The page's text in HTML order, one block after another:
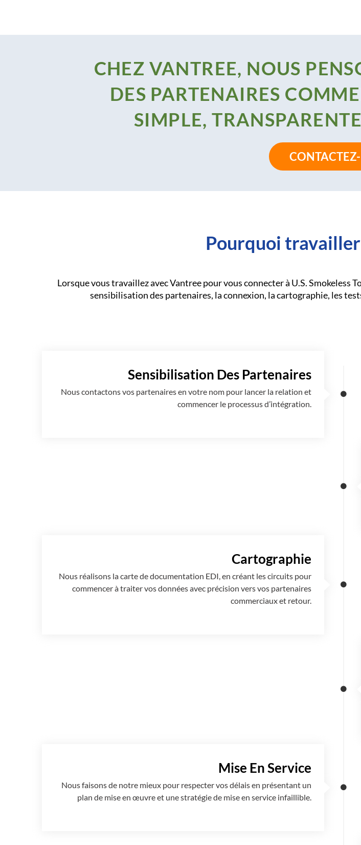
CHEZ VANTREE, NOUS
DES PARTENAIRES
SIMPLE,
Pourquoi
Lorsque vous travaillez avec Vantree pour vous connecter à U.S. Smokeless
sensibilisation des partenaires, la connexion, la cartographie, les
Sensibilisation Des Partenaires
Nous contactons vos partenaires en votre nom pour lancer la relation et
commencer le processus d’intégration.
Cartographie
Nous réalisons la carte de documentation EDI, en créant les circuits pour
commencer à traiter vos données avec précision vers vos partenaires
commerciaux et retour.
Mise En Service
Nous faisons de notre mieux pour respecter vos délais en présentant un
plan de mise en œuvre et une stratégie de mise en service infaillible.